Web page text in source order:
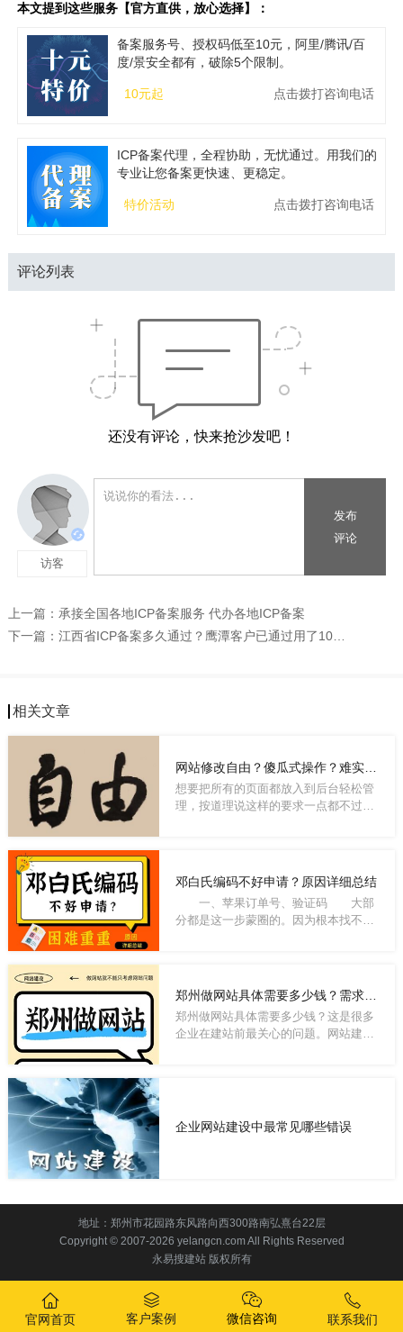
本文提到这些服务【官方直供，放心选择】：
备案服务号、授权码低至10元，阿里/腾讯/百
度/景安全都有，破除5个限制。
10元起 点击拨打咨询电话
ICP备案代理，全程协助，无忧通过。用我们的
专业让您备案更快速、更稳定。
特价活动 点击拨打咨询电话
评论列表
还没有评论，快来抢沙发吧！
上一篇： 承接全国各地ICP备案服务 代办各地ICP备案
下一篇：
江西省ICP备案多久通过？鹰潭客户已通过用了10个工作日
相关文章
网站修改自由？傻瓜式操作？难实现吗？
想要把所有的页面都放入到后台轻松管
理，按道理说这样的要求一点都不过
邓白氏编码不好申请？原因详细总结
一、苹果订单号、验证码 大部
分都是这一步蒙圈的。因为根本找不到
郑州做网站具体需要多少钱？需求不同，做法不同，价格差异大
郑州做网站具体需要多少钱？这是很多
企业在建站前最关心的问题。网站建设
企业网站建设中最常见哪些错误
地址：郑州市花园路东风路向西300路南弘熹台22层
Copyright © 2007-2026 yelangcn.com All Rights Reserved
永易搜建站 版权所有
官网首页 客户案例 微信咨询 联系我们